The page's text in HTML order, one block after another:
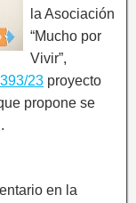
la Asociación
“Mucho por
Vivir”,
23 proyecto
propone se
en la